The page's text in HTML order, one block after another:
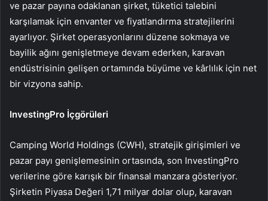
ve pazar payına odaklanan şirket, tüketici talebini
karşılamak için envanter ve fiyatlandırma stratejilerini
ayarlıyor. Şirket operasyonlarını düzene sokmaya ve
bayilik ağını genişletmeye devam ederken, karavan
endüstrisinin gelişen ortamında büyüme ve kârlılık için net
bir vizyona sahip.
InvestingPro İçgörüleri
Camping World Holdings (CWH), stratejik girişimleri ve
pazar payı genişlemesinin ortasında, son InvestingPro
verilerine göre karışık bir finansal manzara gösteriyor.
Şirketin Piyasa Değeri 1,71 milyar dolar olup, karavan